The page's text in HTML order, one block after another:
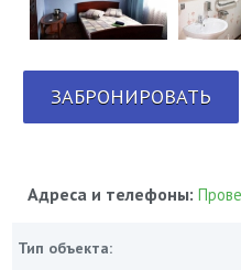
ЗАБРОНИРОВАТЬ
Адреса и телефоны:
Тип объекта: